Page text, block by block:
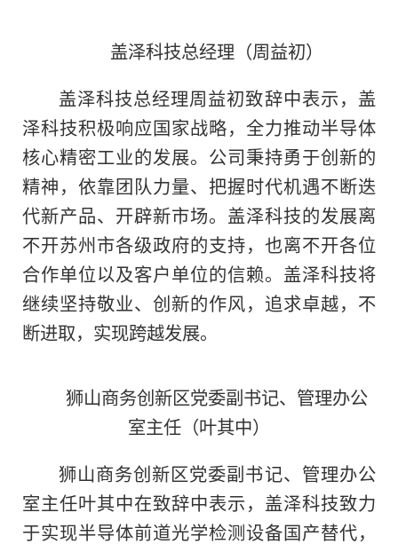
盖泽科技总经理（周益初）
盖泽科技总经理周益初致辞中表示，盖
泽科技积极响应国家战略，全力推动半导体
核心精密工业的发展。公司秉持勇于创新的
精神，依靠团队力量、把握时代机遇不断迭
代新产品、开辟新市场。盖泽科技的发展离
不开苏州市各级政府的支持，也离不开各位
合作单位以及客户单位的信赖。盖泽科技将
继续坚持敬业、创新的作风，追求卓越，不
断进取，实现跨越发展。
狮山商务创新区党委副书记、管理办公
室主任（叶其中）
狮山商务创新区党委副书记、管理办公
室主任叶其中在致辞中表示，盖泽科技致力
于实现半导体前道光学检测设备国产替代，